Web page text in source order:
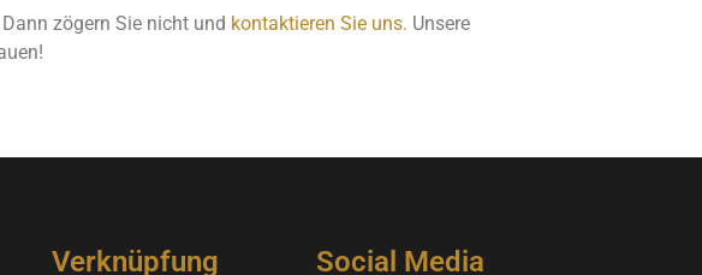
zögern Sie nicht und kontaktieren Sie uns. Unsere
Verknüpfung Social Media